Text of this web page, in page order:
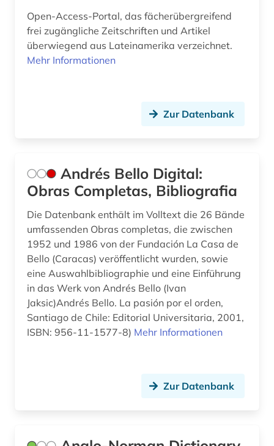
gedenktag (1)
geisteswissenschaften (22)
geschichte &lt;1475-1700&gt; (1)
geschichte 1300-1600 (3)
geschichte 1300-1900 (2)
geschichte 1350-1500 (1)
geschichte 1450-1700 (1)
geschichte 1450-1912 (1)
geschichte 1500-1600 (1)
Open-Access-Portal, das fächerübergreifend
frei zugängliche Zeitschriften und Artikel
überwiegend aus Lateinamerika verzeichnet.
Mehr Informationen
Zur Datenbank
Andrés Bello Digital:
Obras Completas, Bibliografia
Die Datenbank enthält im Volltext die 26 Bände
umfassenden Obras completas, die zwischen
1952 und 1986 von der Fundación La Casa de
Bello (Caracas) veröffentlicht wurden, sowie
eine Auswahlbibliographie und eine Einführung
in das Werk von Andrés Bello (Ivan
Jaksic)Andrés Bello. La pasión por el orden,
Santiago de Chile: Editorial Universitaria, 2001,
ISBN: 956-11-1577-8) Mehr Informationen
Zur Datenbank